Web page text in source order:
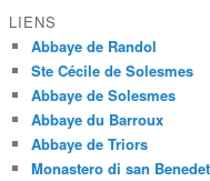
LIENS
Abbaye de Randol
Ste Cécile de Solesmes
Abbaye de Solesmes
Abbaye du Barroux
Abbaye de Triors
Monastero di san